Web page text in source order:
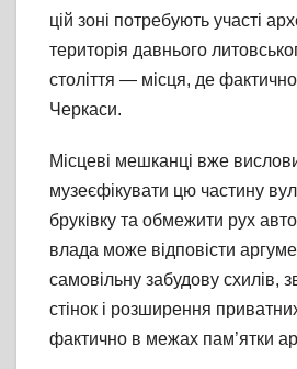
цій зоні потребують участі
територія давнього
століття — місця, де
Черкаси.
Місцеві мешканці вже
музеєфікувати цю частину
бруківку та обмежити рух
влада може відповісти
самовільну забудову схилів,
стінок і розширення
фактично в межах пам’ятки